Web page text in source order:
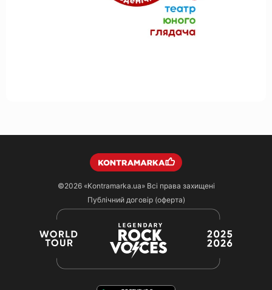
©2026 «Kontramarka.ua»Всі права захищені
Публічний договір (оферта)